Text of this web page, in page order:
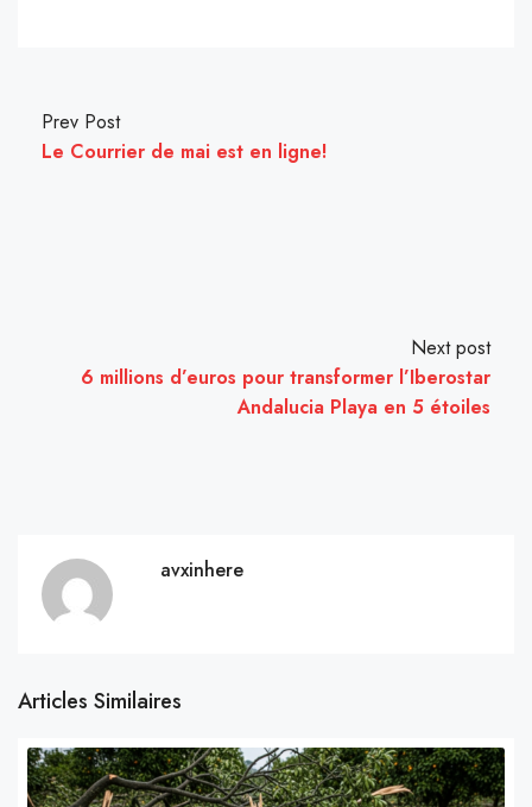
Prev Post
Le Courrier de mai est en ligne!
Next post
6 millions d’euros pour transformer l’Iberostar
Andalucia Playa en 5 étoiles
avxinhere
Articles Similaires